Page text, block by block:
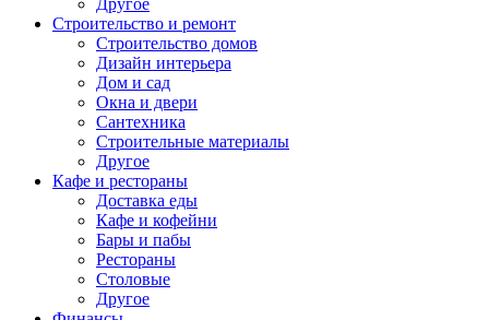
Другое
Строительство и ремонт
Строительство домов
Дизайн интерьера
Дом и сад
Окна и двери
Сантехника
Строительные материалы
Другое
Кафе и рестораны
Доставка еды
Кафе и кофейни
Бары и пабы
Рестораны
Столовые
Другое